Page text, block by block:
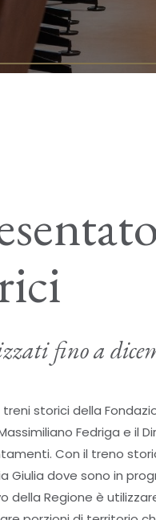
fino a
storici della
Fedriga e il
Con il treno
Giulia dove sono in
Regione è